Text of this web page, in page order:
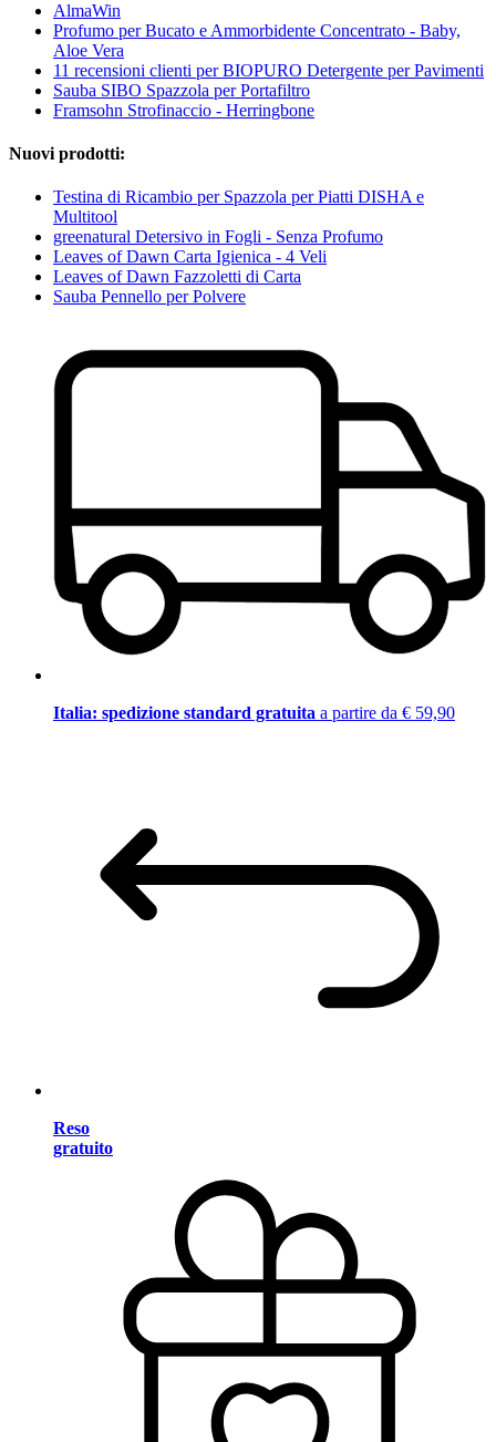
AlmaWin
Profumo per Bucato e Ammorbidente Concentrato - Baby,
Aloe Vera
11 recensioni clienti per BIOPURO Detergente per Pavimenti
Sauba SIBO Spazzola per Portafiltro
Framsohn Strofinaccio - Herringbone
Nuovi prodotti:
Testina di Ricambio per Spazzola per Piatti DISHA e
Multitool
greenatural Detersivo in Fogli - Senza Profumo
Leaves of Dawn Carta Igienica - 4 Veli
Leaves of Dawn Fazzoletti di Carta
Sauba Pennello per Polvere
Italia: spedizione standard gratuita a partire da € 59,90
Reso
gratuito